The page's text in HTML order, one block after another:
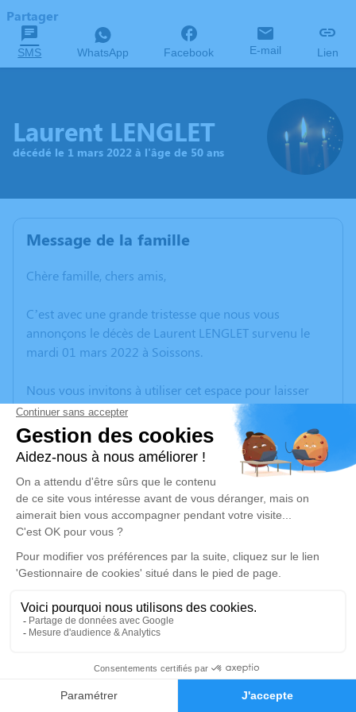
Faire-part Hommages
Partager
SMS WhatsApp Facebook E-mail Lien
Laurent LENGLET
décédé le 1 mars 2022 à l'âge de 50 ans
Message de la famille
Chère famille, chers amis,
C’est avec une grande tristesse que nous vous
annonçons le décès de Laurent LENGLET survenu le
mardi 01 mars 2022 à Soissons.
Nous vous invitons à utiliser cet espace pour laisser
vos condoléances, partager des photos souvenirs, une
anecdote ou exprimer vos pensées à travers des
poèmes ou des textes. Cet endroit est un lieu
d'expression dédié à honorer la mémoire de Laurent
LENGLET.
Un service de plantation d’arbre hommage est
disponible ici.
Je rends hommage
Crémation
Crématorium de Tergnier Cœur de L’aisne de
Tergnier